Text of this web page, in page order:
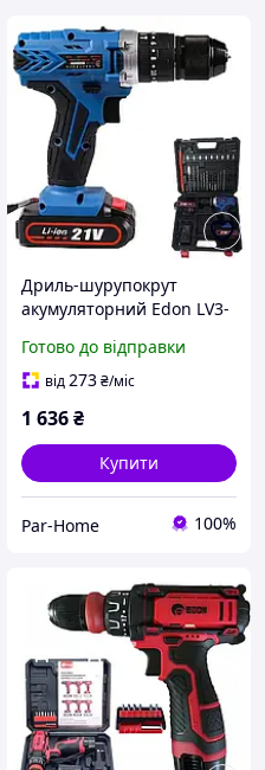
Дриль-шурупокрут
акумуляторний Edon LV3-
Діаметр патрона 13 мм
Готово до відправки
від273₴/міс
1 636₴
Купити
Par-Home 100%